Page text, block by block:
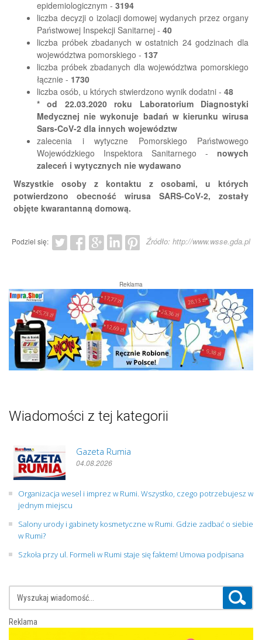
epidemiologicznym - 3194
liczba decyzji o izolacji domowej wydanych przez organy
Państwowej Inspekcji Sanitarnej - 40
liczba próbek zbadanych w ostatnich 24 godzinach dla
województwa pomorskiego - 137
liczba próbek zbadanych dla województwa pomorskiego
łącznie - 1730
liczba osób, u których stwierdzono wynik dodatni - 48
* od 22.03.2020 roku Laboratorium Diagnostyki
Medycznej nie wykonuje badań w kierunku wirusa
Sars-CoV-2 dla innych województw
zalecenia i wytyczne Pomorskiego Państwowego
Wojewódzkiego Inspektora Sanitarnego - nowych
zaleceń i wytycznych nie wydawano
Wszystkie osoby z kontaktu z osobami, u których
potwierdzono obecność wirusa SARS-CoV-2, zostały
objęte kwarantanną domową.
Podziel się: Źródło: http://www.wsse.gda.pl
Reklama
Wiadomości z tej kategorii
Gazeta Rumia
04.08.2026
Organizacja wesel i imprez w Rumi. Wszystko, czego potrzebujesz w
jednym miejscu
Salony urody i gabinety kosmetyczne w Rumi. Gdzie zadbać o siebie
w Rumi?
Szkoła przy ul. Formeli w Rumi staje się faktem! Umowa podpisana
Reklama